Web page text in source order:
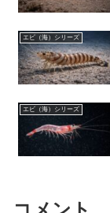
エビ（海）シリーズ
エビ（海）シリーズ